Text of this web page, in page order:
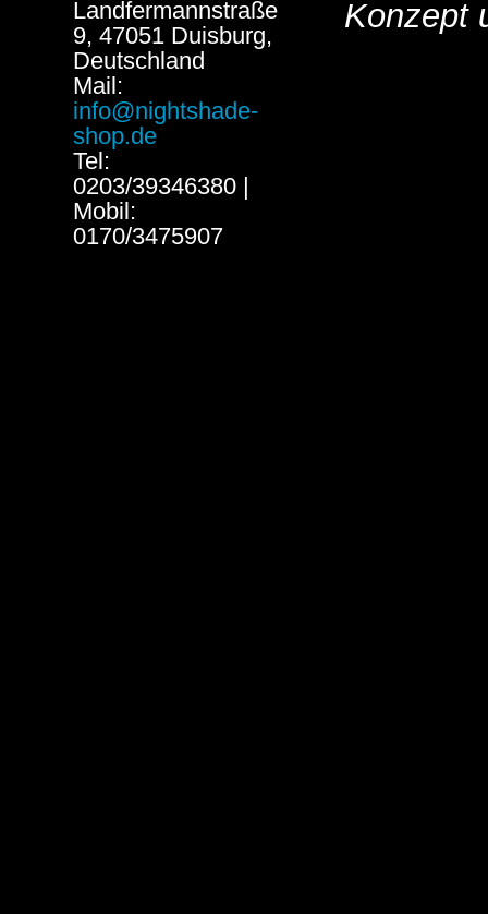
Landfermannstraße
9, 47051 Duisburg,
Deutschland
Mail:
info@nightshade-
shop.de
Tel:
0203/39346380 |
Mobil:
0170/3475907
Konzept